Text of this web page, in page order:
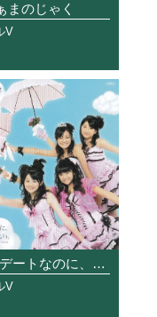
まのじゃく
V
あすはデートなのに、今すぐ声が聞きたい
V